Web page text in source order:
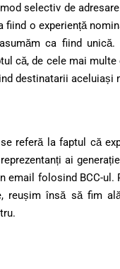
selectiv de
o experiență
ca fiind
că, de cele mai
destinatarii aceluiași
referă la faptul că
ai
folosind BCC-ul.
reușim însă să fim